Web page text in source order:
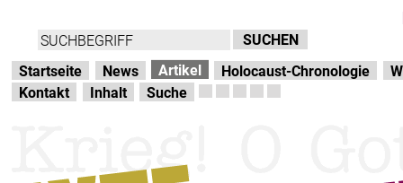
Startseite News Artikel Holocaust-Chronologie
Kontakt
Inhalt Suche